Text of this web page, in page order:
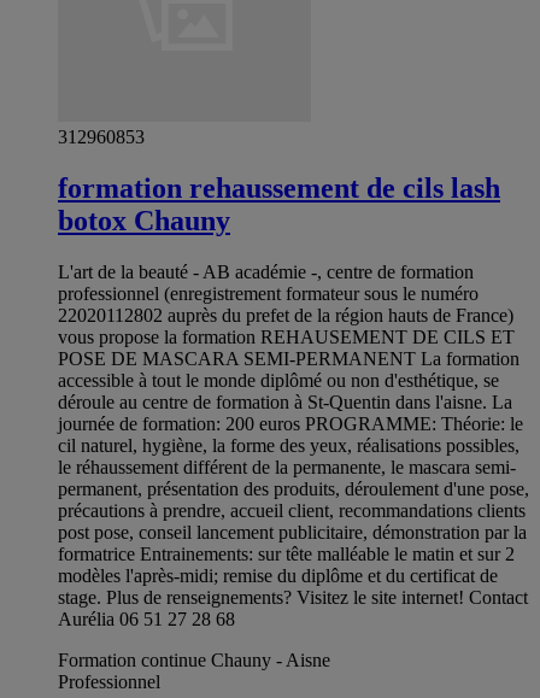
312960853
formation rehaussement de cils lash
botox Chauny
L'art de la beauté - AB académie -, centre de formation
professionnel (enregistrement formateur sous le numéro
22020112802 auprès du prefet de la région hauts de France)
vous propose la formation REHAUSEMENT DE CILS ET
POSE DE MASCARA SEMI-PERMANENT La formation
accessible à tout le monde diplômé ou non d'esthétique, se
déroule au centre de formation à St-Quentin dans l'aisne. La
journée de formation: 200 euros PROGRAMME: Théorie: le
cil naturel, hygiène, la forme des yeux, réalisations possibles,
le réhaussement différent de la permanente, le mascara semi-
permanent, présentation des produits, déroulement d'une pose,
précautions à prendre, accueil client, recommandations clients
post pose, conseil lancement publicitaire, démonstration par la
formatrice Entrainements: sur tête malléable le matin et sur 2
modèles l'après-midi; remise du diplôme et du certificat de
stage. Plus de renseignements? Visitez le site internet! Contact
Aurélia 06 51 27 28 68
Formation continue Chauny - Aisne
Professionnel